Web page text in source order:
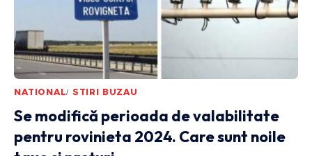
NATIONAL STIRI BUZAU
Se modifică perioada de valabilitate
pentru rovinieta 2024. Care sunt noile